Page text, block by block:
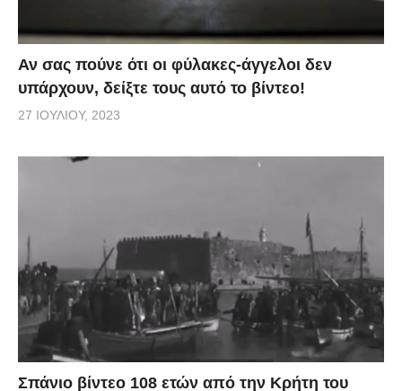
Αν σας πούνε ότι οι φύλακες-άγγελοι δεν
υπάρχουν, δείξτε τους αυτό το βίντεο!
27 ΙΟΥΛΊΟΥ, 2023
Σπάνιο βίντεο 108 ετών από την Κρήτη του